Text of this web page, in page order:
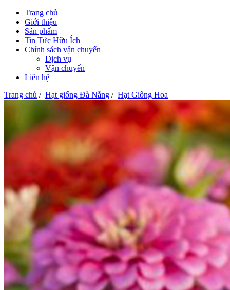
Trang chủ
Giới thiệu
Sản phẩm
Tin Tức Hữu Ích
Chính sách vận chuyển
Dịch vụ
Vận chuyển
Liên hệ
Trang chủ / Hạt giống Đà Nẵng / Hạt Giống Hoa